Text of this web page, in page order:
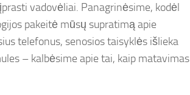
vadovėliai. Panagrinėsime, kodėl
pakeitė mūsų supratimą apie
telefonus, senosios taisyklės išlieka
– kalbėsime apie tai, kaip matavimas